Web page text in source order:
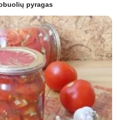
pyragas